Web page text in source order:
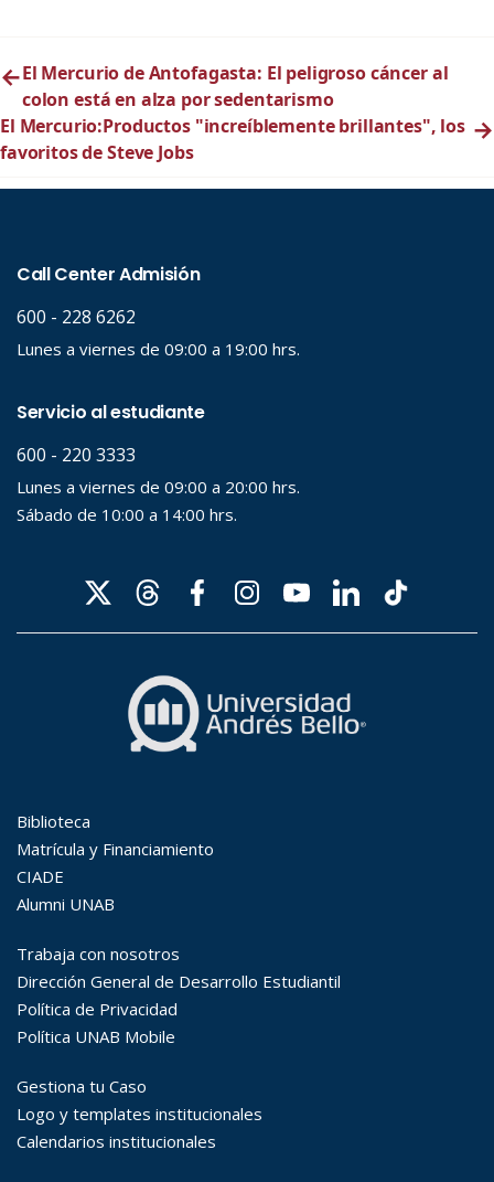
←El Mercurio de Antofagasta: El peligroso cáncer al
colon está en alza por sedentarismo
El Mercurio:Productos "increíblemente brillantes", los
favoritos de Steve Jobs
→